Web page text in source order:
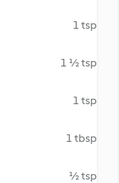
1 tsp
1 ½ tsp
1 tsp
1 tbsp
½ tsp